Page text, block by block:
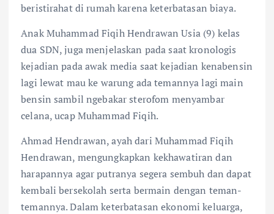
beristirahat di rumah karena keterbatasan biaya.
Anak Muhammad Fiqih Hendrawan Usia (9) kelas
dua SDN, juga menjelaskan pada saat kronologis
kejadian pada awak media saat kejadian kenabensin
lagi lewat mau ke warung ada temannya lagi main
bensin sambil ngebakar sterofom menyambar
celana, ucap Muhammad Fiqih.
Ahmad Hendrawan, ayah dari Muhammad Fiqih
Hendrawan, mengungkapkan kekhawatiran dan
harapannya agar putranya segera sembuh dan dapat
kembali bersekolah serta bermain dengan teman-
temannya. Dalam keterbatasan ekonomi keluarga,